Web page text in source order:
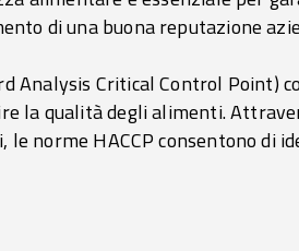
di una buona reputazione
Analysis Critical Control Point)
la qualità degli alimenti.
norme HACCP consentono di